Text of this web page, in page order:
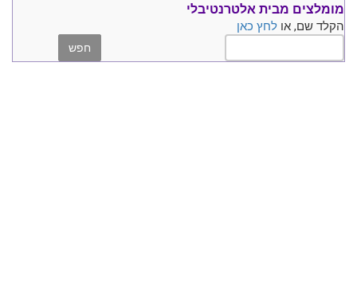
מומלצים מבית אלטרנטיבלי
הקלד שם, או לחץ כאן